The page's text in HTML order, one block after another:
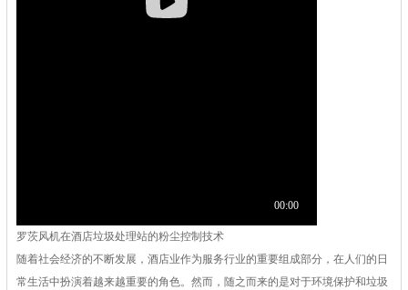
罗茨风机在酒店垃圾处理站的粉尘控制技术
随着社会经济的不断发展，酒店业作为服务行业的重要组成部分，在人们的日
常生活中扮演着越来越重要的角色。然而，随之而来的是对于环境保护和垃圾